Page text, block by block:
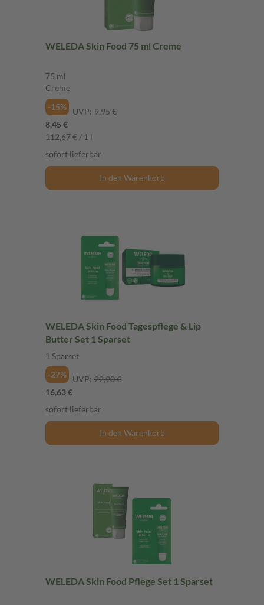
WELEDA Skin Food 75 ml Creme
75 ml
Creme
-15%
UVP: 9,95 €
8,45 €
112,67 € / 1 l
sofort lieferbar
In den Warenkorb
WELEDA Skin Food Tagespflege & Lip
Butter Set 1 Sparset
1 Sparset
-27%
UVP: 22,90 €
16,63 €
sofort lieferbar
In den Warenkorb
WELEDA Skin Food Pflege Set 1 Sparset